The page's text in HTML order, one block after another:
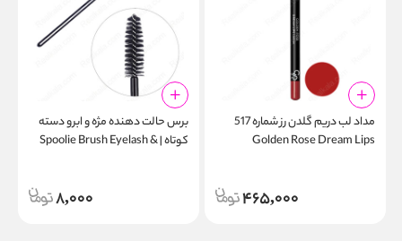
مداد لب دریم گلدن رز شماره 517
Golden Rose Dream Lips
465,000
برس حالت‌ دهنده مژه و ابرو دسته
کوتاه | Spoolie Brush Eyelash &
8,000